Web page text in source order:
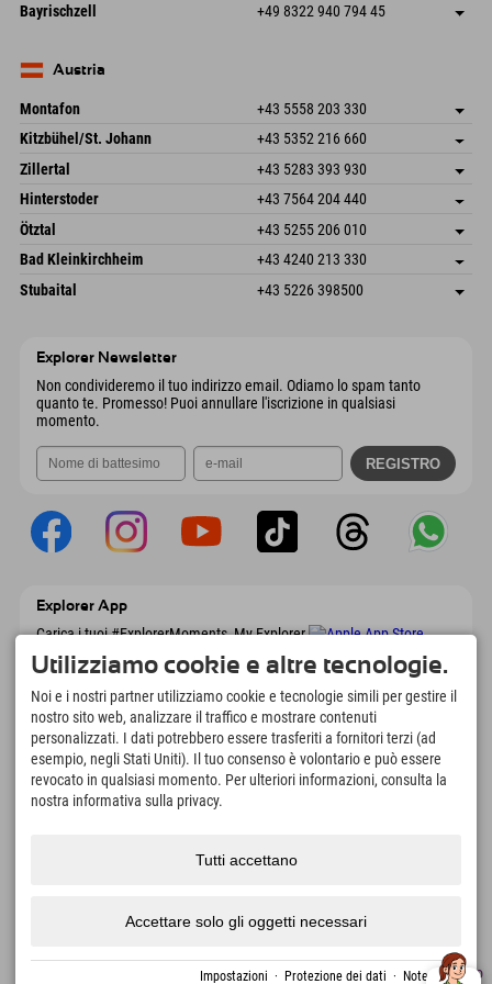
Germania
Prenotazione
Frickenstraße 22
82490 Farchant
Salva indirizzo
Informazioni sull'arrivo
Bayrischzell +49 8322 940 794 45
Germania
Austria
Montafon +43 5558 203 330
Dorfstr. 127b
6793 Gaschurn/Montafon
Austria
Salva indirizzo
Prenotazione
Kitzbühel/St. Johann +43 5352 216 660
Speckbacherstraße 87
6380 St. Johann in Tirol
Austria
Salva indirizzo
Informazioni sull'arrivo
Prenotazione
Zillertal +43 5283 393 930
Schmiedau 2
Austria
Salva indirizzo
Prenotazione
Hinterstoder +43 7564 204 440
Freizeitpark 10
4573 Hinterstoder
Austria
Salva indirizzo
Informazioni sull'arrivo
Prenotazione
Ötztal +43 5255 206 010
Gscheat 14
Austria
Salva indirizzo
Prenotazione
Bad Kleinkirchheim +43 4240 213 330
Dorfstraße 24
9546 Bad Kleinkirchheim
Salva indirizzo
Informazioni sull'arrivo
Stubaital +43 5226 398500
Explorer Newsletter
Non condivideremo il tuo indirizzo email. Odiamo lo spam tanto
quanto te. Promesso! Puoi annullare l'iscrizione in qualsiasi
momento.
Explorer App
Carica i tuoi #ExplorerMoments, My Explorer
To Go con panoramica delle prenotazioni,
lista dei desideri, panoramica dei ristoranti e
molto altro. Scaricalo subito!
È tempo di momenti da esploratore
166
Laghi di montagna e piscine
4.634km
Percorsi per escursionismo
Accessibilità premere
Certificati di Lavori Italiano
Utilizziamo cookie e altre tecnologie.
Noi e i nostri partner utilizziamo cookie e tecnologie simili per gestire il
nostro sito web, analizzare il traffico e mostrare contenuti
personalizzati. I dati potrebbero essere trasferiti a fornitori terzi (ad
esempio, negli Stati Uniti). Il tuo consenso è volontario e può essere
revocato in qualsiasi momento. Per ulteriori informazioni, consulta la
nostra informativa sulla privacy.
Tutti accettano
Accettare solo gli oggetti necessari
Impostazioni · Protezione dei dati · Note legali